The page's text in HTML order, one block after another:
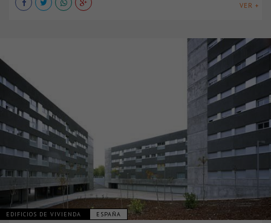
VER +
EDIFICIOS DE VIVIENDA ESPAÑA